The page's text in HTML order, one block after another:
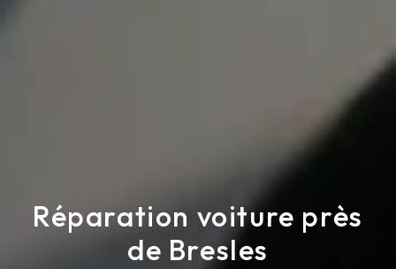
Réparation voiture près
de Bresles